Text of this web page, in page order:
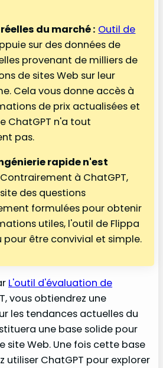
du marché : Outil de
sur des données de
provenant de milliers de
de sites Web sur leur
Cela vous donne accès à
de prix actualisées et
ChatGPT n'a tout
pas.
rapide n'est
Contrairement à ChatGPT,
des questions
formulées pour obtenir
utiles, l'outil de Flippa
pour être convivial et simple.
L'outil d'évaluation de
vous obtiendrez une
les tendances actuelles du
une base solide pour
site Web. Une fois cette base
utiliser ChatGPT pour explorer